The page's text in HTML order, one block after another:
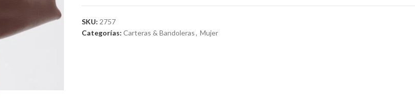
SKU: 2757
Categorías: Carteras & Bandoleras, Mujer